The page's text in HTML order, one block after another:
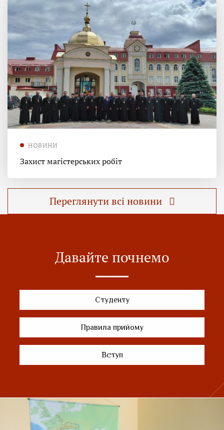
НОВИНИ
Захист магістерських робіт
Переглянути всі новини
Давайте почнемо
Студенту
Правила прийому
Вступ